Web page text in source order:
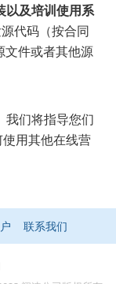
以及培训使用系
代码（按合同
文件或者其他源
我们将指导您们
用其他在线营
联系我们